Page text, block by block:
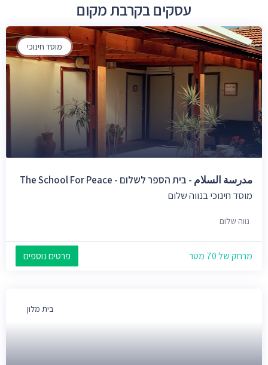
עסקים בקרבת מקום
מוסד חינוכי
مدرسة السلام - בית הספר לשלום - The School For Peace
מוסד חינוכי בנווה שלום
נווה שלום
מרחק של 70 מטר פרטים נוספים
בית מלון